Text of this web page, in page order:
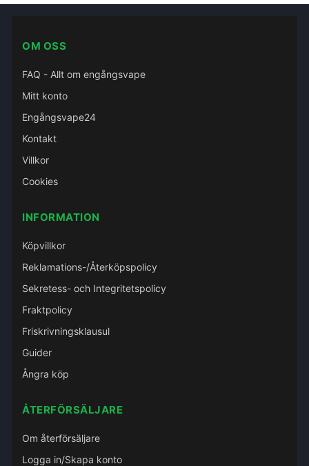
OM OSS
FAQ - Allt om engångsvape
Mitt konto
Engångsvape24
Kontakt
Villkor
Cookies
INFORMATION
Köpvillkor
Reklamations-/Återköpspolicy
Sekretess- och Integritetspolicy
Fraktpolicy
Friskrivningsklausul
Guider
Ångra köp
ÅTERFÖRSÄLJARE
Om återförsäljare
Logga in/Skapa konto